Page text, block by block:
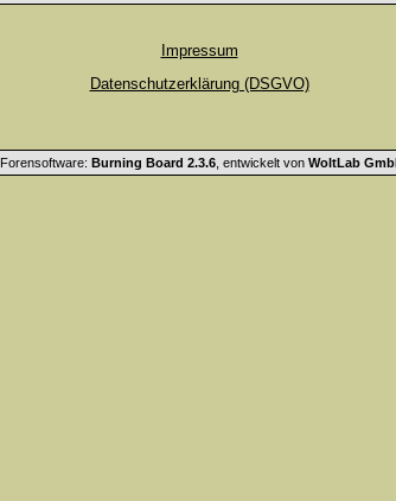
Impressum
Datenschutzerklärung (DSGVO)
Forensoftware: Burning Board 2.3.6, entwickelt von WoltLab